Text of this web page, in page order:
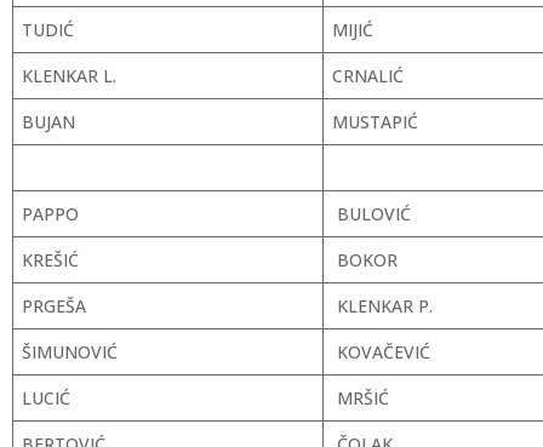
TUDIĆ
MIJIĆ
KLENKAR L.
CRNALIĆ
BUJAN
MUSTAPIĆ
PAPPO
BULOVIĆ
KREŠIĆ
BOKOR
PRGEŠA
KLENKAR P.
ŠIMUNOVIĆ
KOVAČEVIĆ
LUCIĆ
MRŠIĆ